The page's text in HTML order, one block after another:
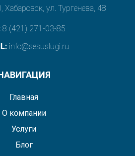
Хабаровск, ул. Тургенева, 48
8 (421) 271-03-85
info@sesuslugi.ru
Главная
О компании
Услуги
Блог